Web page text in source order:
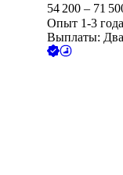
54 200 – 71
Опыт 1-3 года
Выплаты: Два